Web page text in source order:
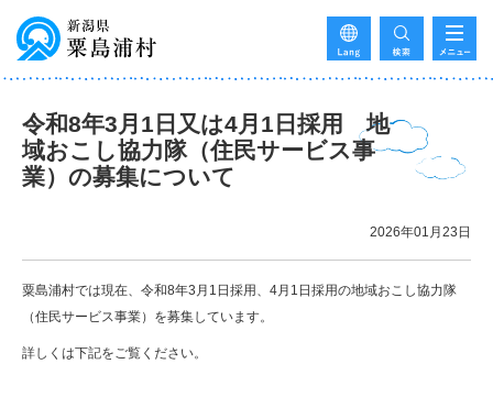
令和8年3月1日又は4月1日採用 地
域おこし協力隊（住民サービス事
業）の募集について
2026年01月23日
粟島浦村では現在、令和8年3月1日採用、4月1日採用の地域おこし協力隊
（住民サービス事業）を募集しています。
詳しくは下記をご覧ください。